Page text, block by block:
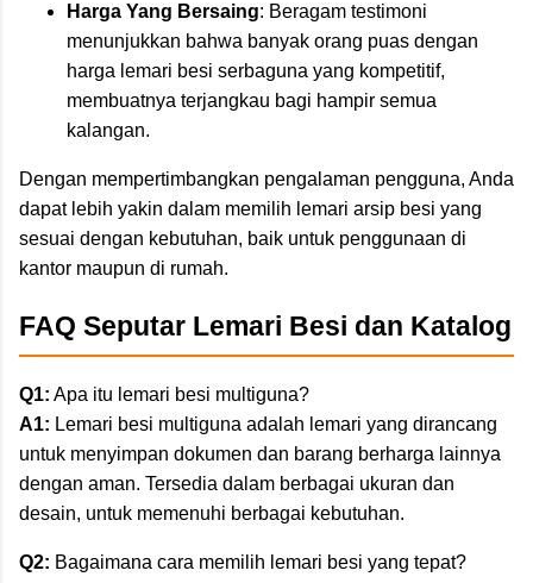
Harga Yang Bersaing: Beragam testimoni
menunjukkan bahwa banyak orang puas dengan
harga lemari besi serbaguna yang kompetitif,
membuatnya terjangkau bagi hampir semua
kalangan.
Dengan mempertimbangkan pengalaman pengguna, Anda
dapat lebih yakin dalam memilih lemari arsip besi yang
sesuai dengan kebutuhan, baik untuk penggunaan di
kantor maupun di rumah.
FAQ Seputar Lemari Besi dan Katalog
Q1: Apa itu lemari besi multiguna?
A1: Lemari besi multiguna adalah lemari yang dirancang
untuk menyimpan dokumen dan barang berharga lainnya
dengan aman. Tersedia dalam berbagai ukuran dan
desain, untuk memenuhi berbagai kebutuhan.
Q2: Bagaimana cara memilih lemari besi yang tepat?